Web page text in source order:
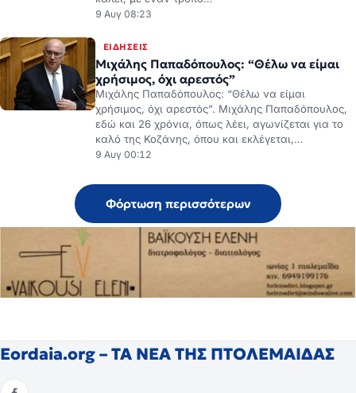
Μιχάλης Παπαδόπουλος: “Θέλω να είμαι
χρήσιμος, όχι αρεστός”
Μιχάλης Παπαδόπουλος: “Θέλω να είμαι
χρήσιμος, όχι αρεστός”. Μιχάλης Παπαδόπουλος,
εδώ και 26 χρόνια, όπως λέει, αγωνίζεται για το
καλό της Κοζάνης, όπου και εκλέγεται,…
9 Αυγ 00:12
Φόρτωση περισσότερων